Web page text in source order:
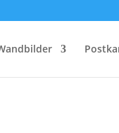
Start/Shop/Fotoabzug/